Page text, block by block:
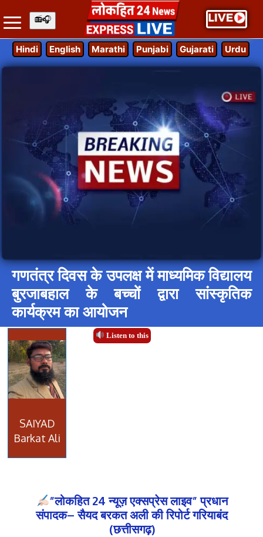
Hindi English Marathi Punjabi Gujarati Urdu
गणतंत्र दिवस के उपलक्ष में माध्यमिक विद्यालय
बुरजाबहाल के बच्चों द्वारा सांस्कृतिक
कार्यक्रम का आयोजन
Listen to this
SAIYAD
Barkat Ali
”लोकहित 24 न्यूज़ एक्सप्रेस लाइव” प्रधान
संपादक– सैयद बरकत अली की रिपोर्ट गरियाबंद
(छत्तीसगढ़)